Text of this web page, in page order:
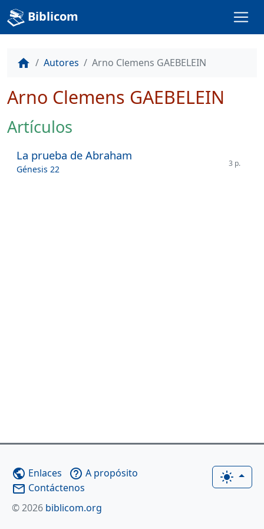
Biblicom
home Autores Arno Clemens GAEBELEIN
Arno Clemens GAEBELEIN
Artículos
La prueba de Abraham
Génesis 22
3 p.
light_mode
public Enlaces help_outline A propósito
mail_outline Contáctenos
© 2026 biblicom.org